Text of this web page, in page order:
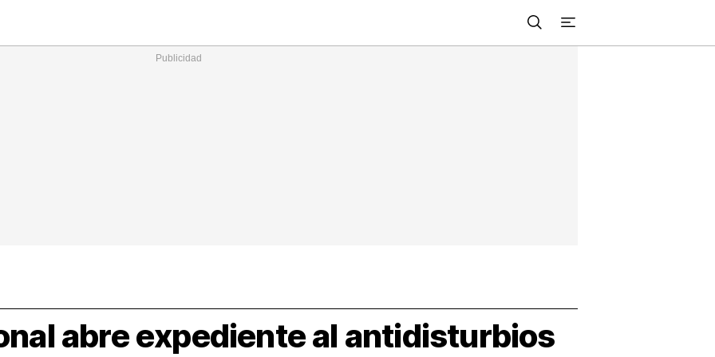
Nacional
Buscar
abre expediente al antidisturbios